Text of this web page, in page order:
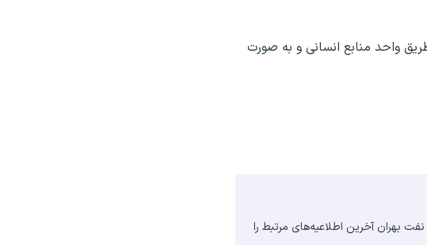
واحد منابع انسانی و به صورت
استخدام شرکت نفت بهران آخرین اطلاعیه‌های مرتبط را